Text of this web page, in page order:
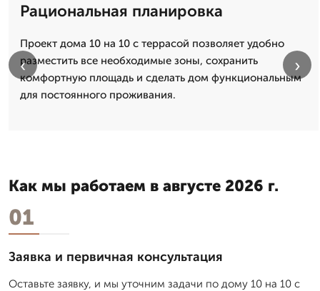
Рациональная планировка
Проект дома 10 на 10 с террасой позволяет удобно
разместить все необходимые зоны, сохранить
комфортную площадь и сделать дом функциональным
для постоянного проживания.
‹ ›
Как мы работаем в августе 2026 г.
01
Заявка и первичная консультация
Оставьте заявку, и мы уточним задачи по дому 10 на 10 с